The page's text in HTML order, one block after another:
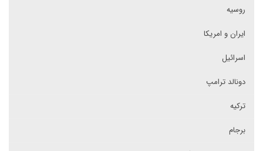
روسیه
ایران و امریکا
اسرائیل
دونالد ترامپ
ترکیه
برجام